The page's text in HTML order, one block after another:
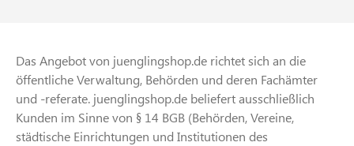
Das Angebot von juenglingshop.de richtet sich an die
öffentliche Verwaltung, Behörden und deren Fachämter
und -referate. juenglingshop.de beliefert ausschließlich
Kunden im Sinne von § 14 BGB (Behörden, Vereine,
städtische Einrichtungen und Institutionen des